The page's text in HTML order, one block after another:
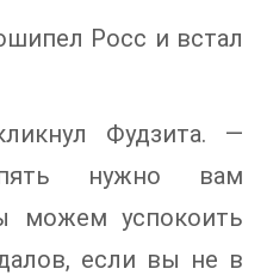
Росс и встал
Фудзита. —
нужно вам
можем успокоить
если вы не в